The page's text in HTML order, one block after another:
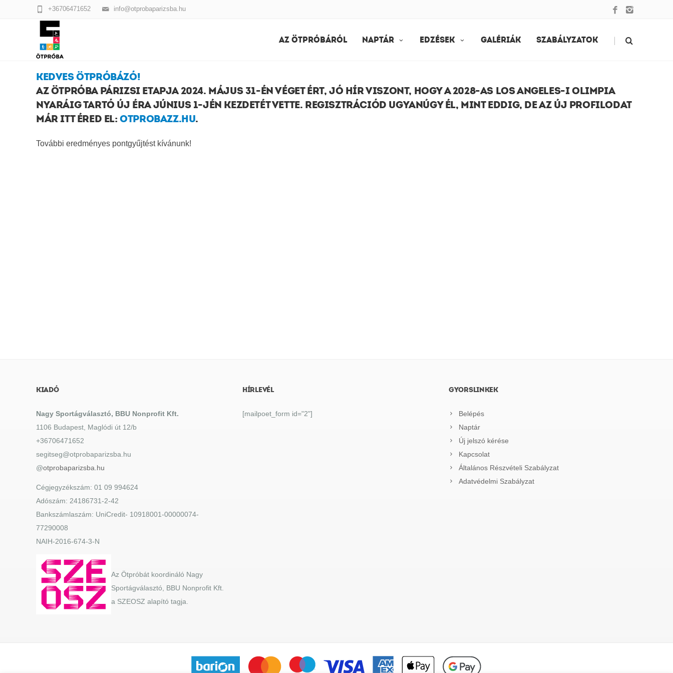
info@otprobaparizsba.hu
+36706471652
AZ ÖTPRÓBÁRÓL NAPTÁR EDZÉSEK GALÉRIÁK SZABÁLYZATOK |
KEDVES ÖTPRÓBÁZÓ!
AZ ÖTPRÓBA PÁRIZSI ETAPJA 2024. MÁJUS 31-ÉN VÉGET ÉRT, JÓ HÍR VISZONT, HOGY A 2028-AS LOS ANGELES-I OLIMPIA
NYARÁIG TARTÓ ÚJ ÉRA JÚNIUS 1-JÉN KEZDETÉT VETTE. REGISZTRÁCIÓD UGYANÚGY ÉL, MINT EDDIG, DE AZ ÚJ PROFILODAT
MÁR ITT ÉRED EL:OTPROBAZZ.HU.
További eredményes pontgyűjtést kívánunk!
KIADÓ
Nagy Sportágválasztó, BBU Nonprofit Kft.
1106 Budapest, Maglódi út 12/b
+36706471652
segitseg@otprobaparizsba.hu
@otprobaparizsba.hu
Cégjegyzékszám: 01 09 994624
Adószám: 24186731-2-42
Bankszámlaszám: UniCredit- 10918001-00000074-
77290008
NAIH-2016-674-3-N
Az Ötpróbát koordináló Nagy
Sportágválasztó, BBU Nonprofit Kft.
a SZEOSZ alapító tagja.
HÍRLEVÉL
[mailpoet_form id="2"]
GYORSLINKEK
Belépés
Naptár
Új jelszó kérése
Kapcsolat
Általános Részvételi Szabályzat
Adatvédelmi Szabályzat